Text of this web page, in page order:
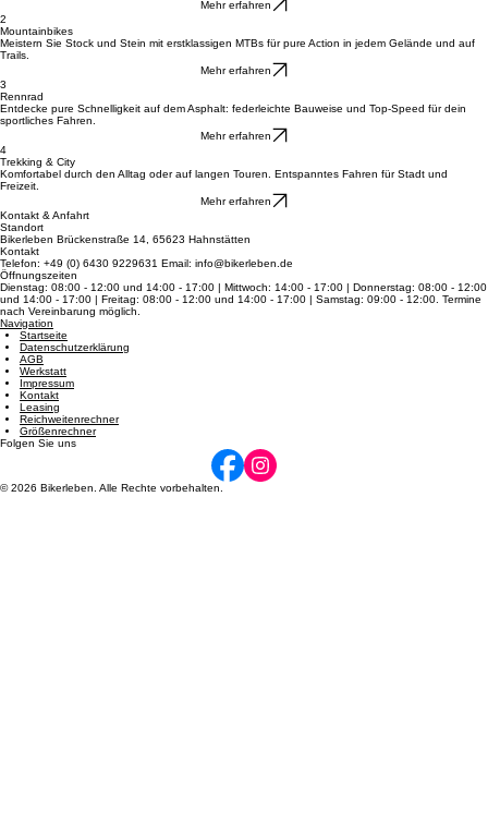
Erste sichere Fahrversuche mit unseren hochwertigen Kinderrädern. Ideal für kleine Entdecker
und Beginner.
Mehr erfahren
2
Meistern Sie Stock und Stein mit erstklassigen MTBs für pure Action in jedem Gelände und auf
Trails.
Mehr erfahren
3
Entdecke pure Schnelligkeit auf dem Asphalt: federleichte Bauweise und Top-Speed für dein
sportliches Fahren.
Mehr erfahren
4
Komfortabel durch den Alltag oder auf langen Touren. Entspanntes Fahren für Stadt und
Freizeit.
Mehr erfahren
Kontakt & Anfahrt
Standort
Bikerleben Brückenstraße 14, 65623 Hahnstätten
Kontakt
Telefon: +49 (0) 6430 9229631 Email: info@bikerleben.de
Öffnungszeiten
Dienstag: 08:00 - 12:00 und 14:00 - 17:00 | Mittwoch: 14:00 - 17:00 | Donnerstag: 08:00 - 12:00
und 14:00 - 17:00 | Freitag: 08:00 - 12:00 und 14:00 - 17:00 | Samstag: 09:00 - 12:00. Termine
nach Vereinbarung möglich.
Navigation
Startseite
Datenschutzerklärung
AGB
Werkstatt
Impressum
Kontakt
Leasing
Folgen Sie uns